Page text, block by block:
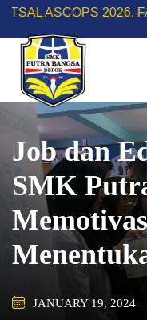
Skip
content
2026, FARIDH
Job dan
SMK
JANUARY 19, 2024